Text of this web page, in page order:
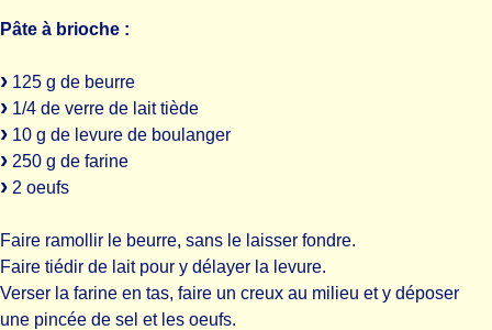
Pâte à brioche :
125 g de beurre
1/4 de verre de lait tiède
10 g de levure de boulanger
250 g de farine
2 oeufs
Faire ramollir le beurre, sans le laisser fondre.
Faire tiédir de lait pour y délayer la levure.
Verser la farine en tas, faire un creux au milieu et y déposer
une pincée de sel et les oeufs.